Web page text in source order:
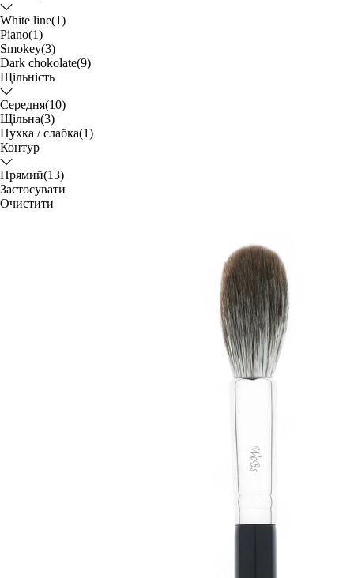
White line(1)
Piano(1)
Smokey(3)
Dark chokolate(9)
Щільність
Середня(10)
Щільна(3)
Пухка / слабка(1)
Контур
Прямий(13)
Застосувати
Очистити